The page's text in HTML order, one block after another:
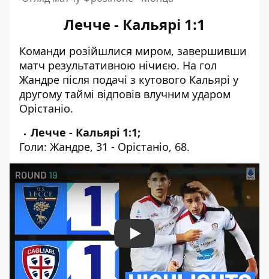
Лечче - Кальярі 1:1
Команди розійшлися миром, завершивши
матч результативною нічиєю. На гол
Жандре після подачі з кутового Кальярі у
другому таймі відповів влучним ударом
Орістаніо.
Лечче - Кальярі 1:1;
Голи: Жандре, 31 - Орістаніо, 68.
Play